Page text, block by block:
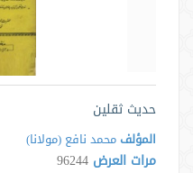
حدیث ثقلین
المؤلف محمد نافع (مولانا)
مرات العرض 96244